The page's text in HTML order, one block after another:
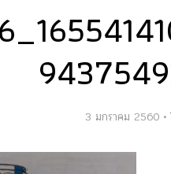
3 มกราคม 2560